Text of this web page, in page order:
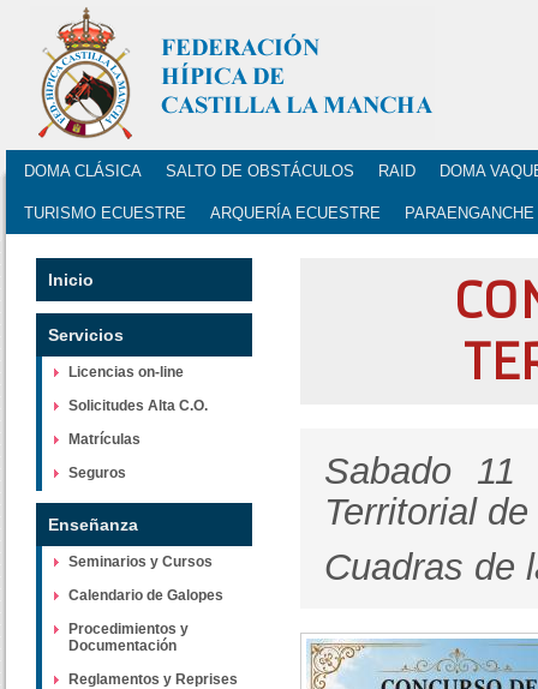
DOMA CLÁSICA SALTO DE OBSTÁCULOS RAID DOMA
TURISMO ECUESTRE ARQUERÍA ECUESTRE PARAENGANCHE
Inicio
Servicios
Licencias on-line
Solicitudes Alta C.O.
Matrículas
Seguros
Enseñanza
Seminarios y Cursos
Calendario de Galopes
Procedimientos y
Documentación
Reglamentos y Reprises
Sabado
Territorial
Cuadras de